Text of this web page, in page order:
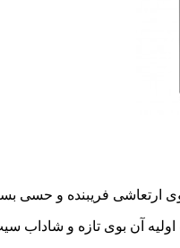
ارتعاشی فریبنده و حسی
آن بوی تازه و شاداب